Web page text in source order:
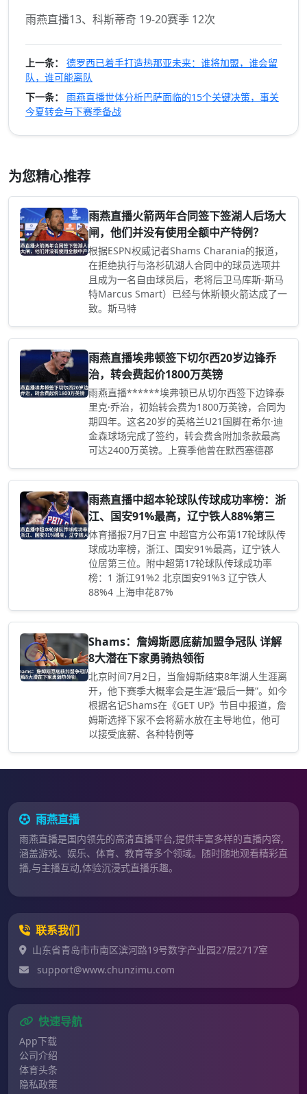
雨燕直播13、科斯蒂奇 19-20赛季 12次
上一条：
德罗西已着手打造热那亚未来：谁将加盟，谁会留
队，谁可能离队
下一条：
雨燕直播世体分析巴萨面临的15个关键决策，事关
今夏转会与下赛季备战
为您精心推荐
雨燕直播火箭两年合同签下签湖人后场大
闸，他们并没有使用全额中产特例？
根据ESPN权威记者Shams Charania的报道，
在拒绝执行与洛杉矶湖人合同中的球员选项并
且成为一名自由球员后，老将后卫马库斯-斯马
特Marcus Smart）已经与休斯顿火箭达成了一
致。斯马特
雨燕直播埃弗顿签下切尔西20岁边锋乔
治，转会费起价1800万英镑
雨燕直播******埃弗顿已从切尔西签下边锋泰
里克·乔治，初始转会费为1800万英镑，合同为
期四年。这名20岁的英格兰U21国脚在希尔·迪
金森球场完成了签约，转会费含附加条款最高
可达2400万英镑。上赛季他曾在默西塞德郡
雨燕直播中超本轮球队传球成功率榜：浙
江、国安91%最高，辽宁铁人88%第三
体育播报7月7日宣 中超官方公布第17轮球队传
球成功率榜，浙江、国安91%最高，辽宁铁人
位居第三位。附中超第17轮球队传球成功率
榜：1 浙江91%2 北京国安91%3 辽宁铁人
88%4 上海申花87%
Shams：詹姆斯愿底薪加盟争冠队 详解
8大潜在下家勇骑热领衔
北京时间7月2日，当詹姆斯结束8年湖人生涯离
开，他下赛季大概率会是生涯“最后一舞”。如今
根据名记Shams在《GET UP》节目中报道，詹
姆斯选择下家不会将薪水放在主导地位，他可
以接受底薪、各种特例等
雨燕直播
雨燕直播是国内领先的高清直播平台,提供丰富多样的直播内容,
涵盖游戏、娱乐、体育、教育等多个领域。随时随地观看精彩直
播,与主播互动,体验沉浸式直播乐趣。
联系我们
山东省青岛市市南区滨河路19号数字产业园27层2717室
support@www.chunzimu.com
快速导航
App下载
公司介绍
体育头条
隐私政策